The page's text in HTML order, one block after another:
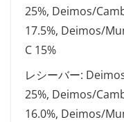
25%, Deimos/
17.5%, Deimos/
C 15%
レシーバー:
25%, Deimos/
16.0%, Deimos/